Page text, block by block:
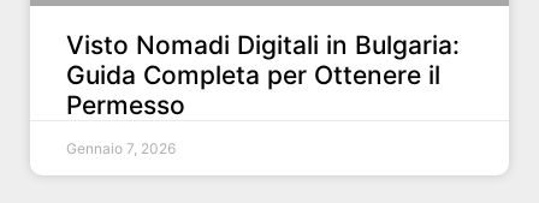
Visto Nomadi Digitali in Bulgaria:
Guida Completa per Ottenere il
Permesso
Gennaio 7, 2026